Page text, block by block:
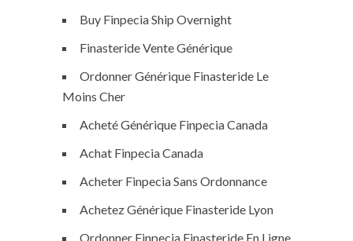
Buy Finpecia Ship Overnight
Finasteride Vente Générique
Ordonner Générique Finasteride Le
Moins Cher
Acheté Générique Finpecia Canada
Achat Finpecia Canada
Acheter Finpecia Sans Ordonnance
Achetez Générique Finasteride Lyon
Ordonner Finpecia Finasteride En Ligne